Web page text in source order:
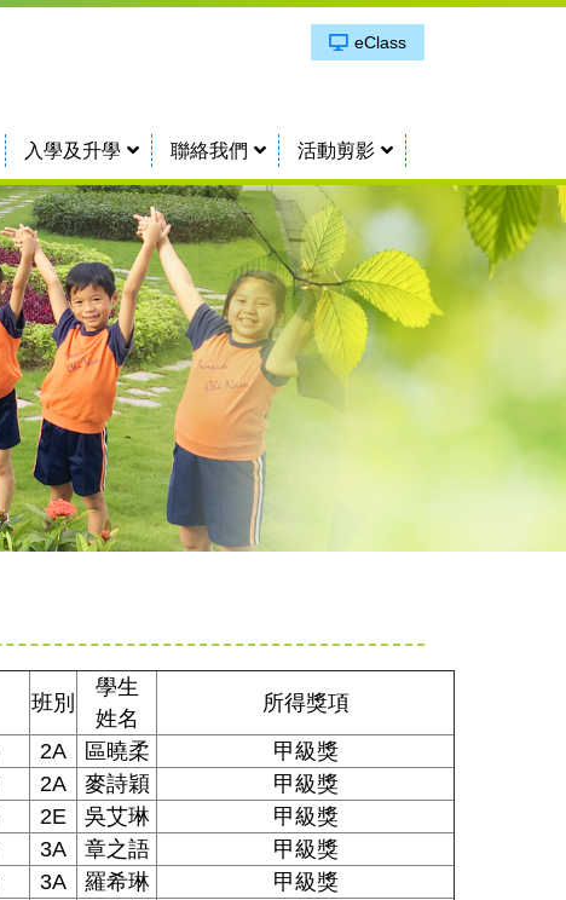
eClass
入學及升學 聯絡我們 活動剪影
班別
學生
姓名
所得獎項
2A 區曉柔
甲級獎
2A 麥詩穎
甲級獎
2E 吳艾琳
甲級獎
3A 章之語
甲級獎
3A 羅希琳
甲級獎